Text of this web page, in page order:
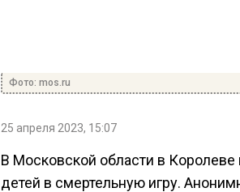
Фото: mos.ru
25 апреля 2023, 15:07
В Московской области в
детей в смертельную игру.